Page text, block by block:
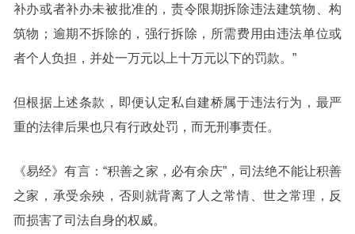
补办或者补办未被批准的，责令限期拆除违法建筑物、构
筑物；逾期不拆除的，强行拆除，所需费用由违法单位或
者个人负担，并处一万元以上十万元以下的罚款。”
但根据上述条款，即便认定私自建桥属于违法行为，最严
重的法律后果也只有行政处罚，而无刑事责任。
《易经》有言：“积善之家，必有余庆”，司法绝不能让积善
之家，承受余殃，否则就背离了人之常情、世之常理，反
而损害了司法自身的权威。